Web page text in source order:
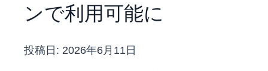
ンで利用可能に
投稿日: 2026年6月11日